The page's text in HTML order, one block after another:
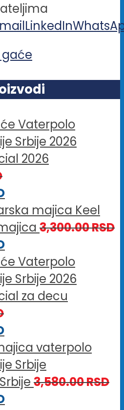
LinkedIn
2026
Keel
3,300.00RSD
za decu
3,580.00RSD